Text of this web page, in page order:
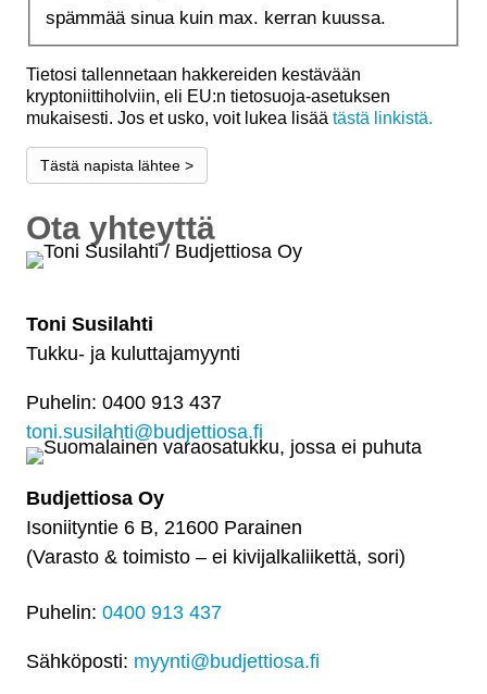
spämmää sinua kuin max. kerran kuussa.
Tietosi tallennetaan hakkereiden kestävään
kryptoniittiholviin, eli EU:n tietosuoja-asetuksen
mukaisesti. Jos et usko, voit lukea lisää tästä linkistä.
Tästä napista lähtee >
Ota yhteyttä
Toni Susilahti
Tukku- ja kuluttajamyynti
Puhelin: 0400 913 437
toni.susilahti@budjettiosa.fi
Budjettiosa Oy
Isoniityntie 6 B, 21600 Parainen
(Varasto & toimisto – ei kivijalkaliikettä, sori)
Puhelin: 0400 913 437
Sähköposti: myynti@budjettiosa.fi